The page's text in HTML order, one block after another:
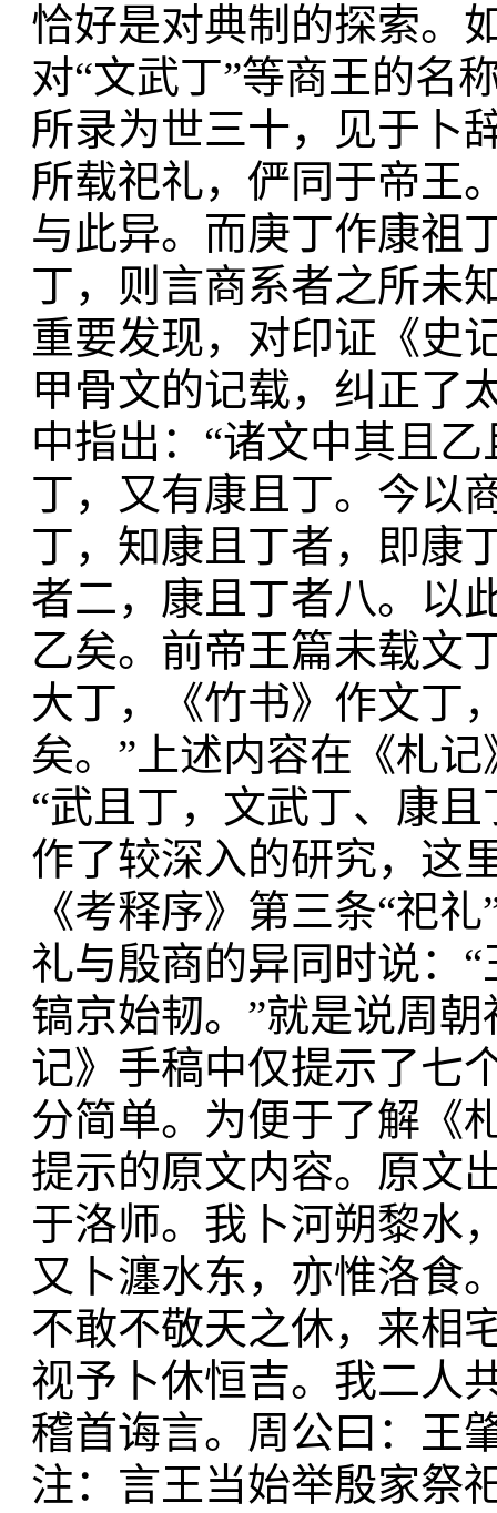
恰好是对典制的探索。
对“文武丁”等商王的名
所录为世三十，见于卜
所载祀礼，俨同于帝王
与此异。而庚丁作康祖
丁，则言商系者之所未
重要发现，对印证《史
甲骨文的记载，纠正了
中指出：“诸文中其且
丁，又有康且丁。今以
丁，知康且丁者，即康
者二，康且丁者八。以
乙矣。前帝王篇未载文
大丁，《竹书》作文丁
矣。”上述内容在《札
“武且丁，文武丁、康
作了较深入的研究，这
《考释序》第三条“祀
礼与殷商的异同时说：
镐京始韧。”就是说周
记》手稿中仅提示了七
分简单。为便于了解《
提示的原文内容。原文
于洛师。我卜河朔黎水
又卜瀍水东，亦惟洛食
不敢不敬天之休，来相
视予卜休恒吉。我二人
稽首诲言。周公曰：王
注：言王当始举殷家祭